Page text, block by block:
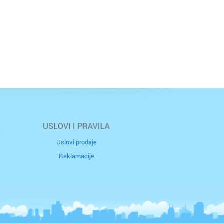
USLOVI I PRAVILA
Uslovi prodaje
Reklamacije